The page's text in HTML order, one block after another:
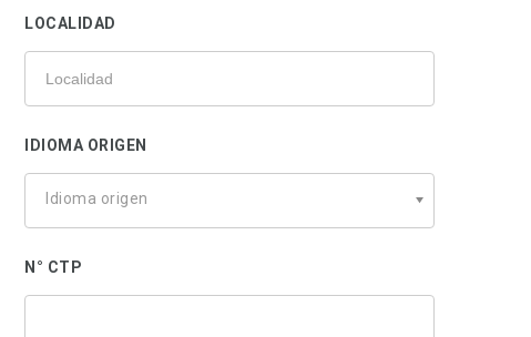
LOCALIDAD
IDIOMA ORIGEN
Idioma origen
N° CTP